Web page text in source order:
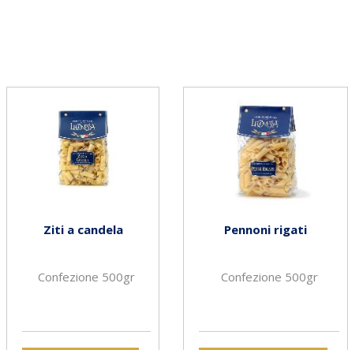
Ziti a candela
Confezione 500gr
Pennoni rigati
Confezione 500gr